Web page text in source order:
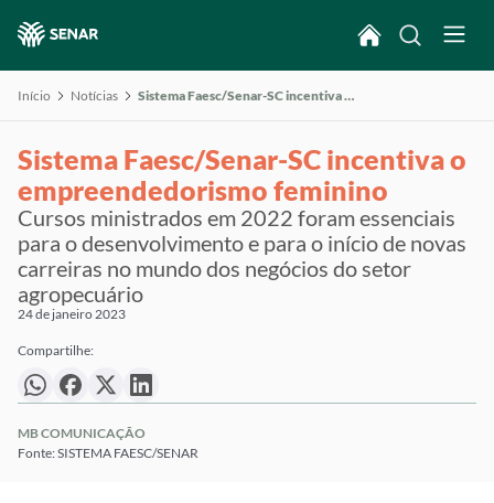
Início Notícias Sistema Faesc/Senar-SC incentiva o empreendedorismo feminino
Sistema Faesc/Senar-SC incentiva o
empreendedorismo feminino
Cursos ministrados em 2022 foram essenciais
para o desenvolvimento e para o início de novas
carreiras no mundo dos negócios do setor
agropecuário
24 de janeiro 2023
Compartilhe:
MB COMUNICAÇÃO
Fonte: SISTEMA FAESC/SENAR